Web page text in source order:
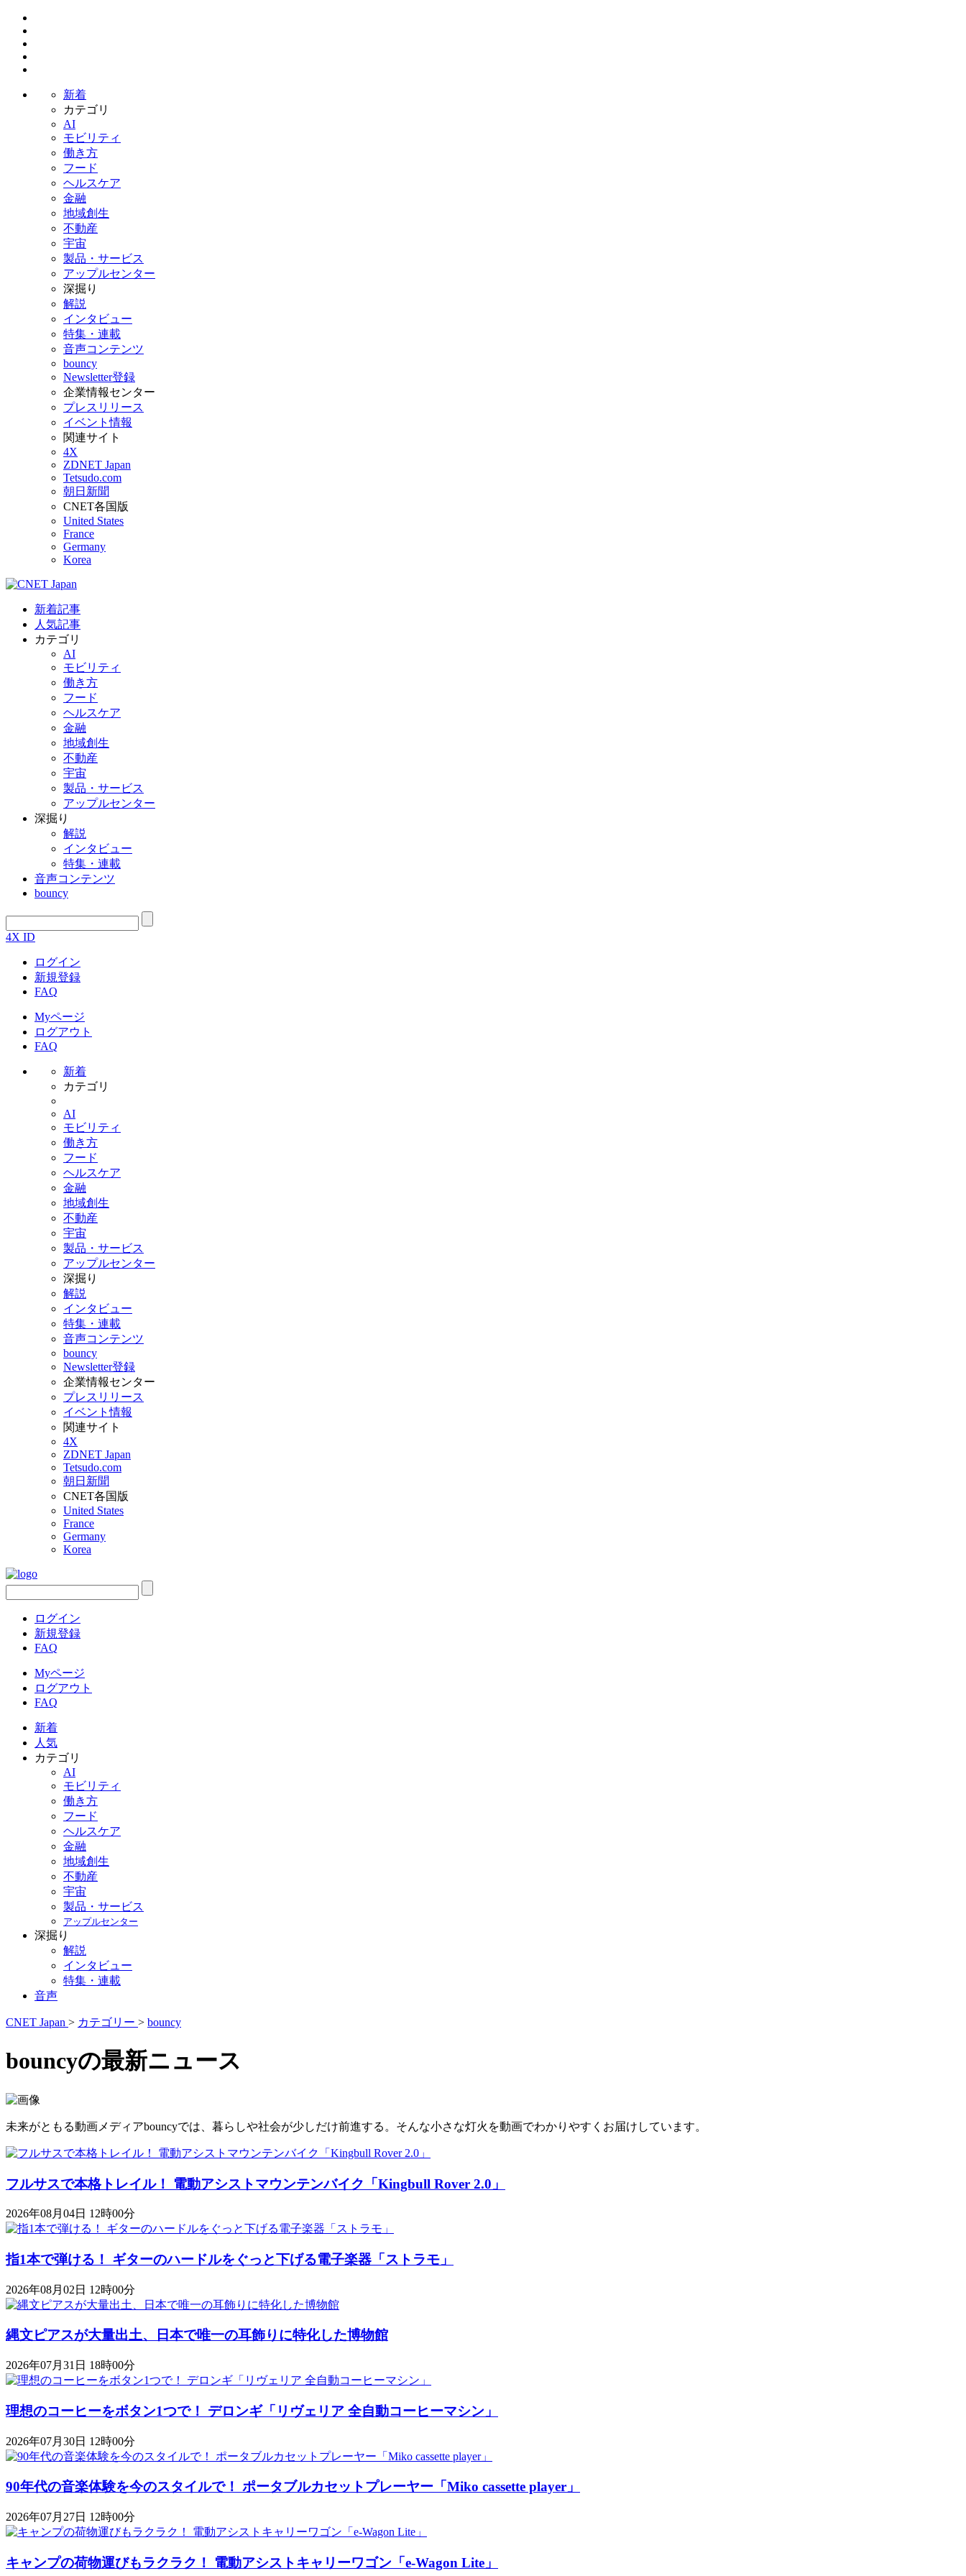
新着
カテゴリ
AI
モビリティ
働き方
フード
ヘルスケア
金融
地域創生
不動産
宇宙
製品・サービス
アップルセンター
深掘り
解説
インタビュー
特集・連載
音声コンテンツ
bouncy
Newsletter登録
企業情報センター
プレスリリース
イベント情報
関連サイト
4X
ZDNET Japan
Tetsudo.com
朝日新聞
CNET各国版
United States
France
Germany
Korea
新着記事
人気記事
カテゴリ
AI
モビリティ
働き方
フード
ヘルスケア
金融
地域創生
不動産
宇宙
製品・サービス
アップルセンター
深掘り
解説
インタビュー
特集・連載
音声コンテンツ
bouncy
4X ID
ログイン
新規登録
FAQ
Myページ
ログアウト
FAQ
新着
カテゴリ
AI
モビリティ
働き方
フード
ヘルスケア
金融
地域創生
不動産
宇宙
製品・サービス
アップルセンター
深掘り
解説
インタビュー
特集・連載
音声コンテンツ
bouncy
Newsletter登録
企業情報センター
プレスリリース
イベント情報
関連サイト
4X
ZDNET Japan
Tetsudo.com
朝日新聞
CNET各国版
United States
France
Germany
Korea
ログイン
新規登録
FAQ
Myページ
ログアウト
FAQ
新着
人気
カテゴリ
AI
モビリティ
働き方
フード
ヘルスケア
金融
地域創生
不動産
宇宙
製品・サービス
アップルセンター
深掘り
解説
インタビュー
特集・連載
音声
CNET Japan > カテゴリー > bouncy
bouncyの最新ニュース
未来がともる動画メディアbouncyでは、暮らしや社会が少しだけ前進する。そんな小さな灯火を動画でわかりやすくお届けしています。
フルサスで本格トレイル！ 電動アシストマウンテンバイク「Kingbull Rover 2.0」
2026年08月04日 12時00分
指1本で弾ける！ ギターのハードルをぐっと下げる電子楽器「ストラモ」
2026年08月02日 12時00分
縄文ピアスが大量出土、日本で唯一の耳飾りに特化した博物館
2026年07月31日 18時00分
理想のコーヒーをボタン1つで！ デロンギ「リヴェリア 全自動コーヒーマシン」
2026年07月30日 12時00分
90年代の音楽体験を今のスタイルで！ ポータブルカセットプレーヤー「Miko cassette player」
2026年07月27日 12時00分
キャンプの荷物運びもラクラク！ 電動アシストキャリーワゴン「​​e-Wagon Lite」